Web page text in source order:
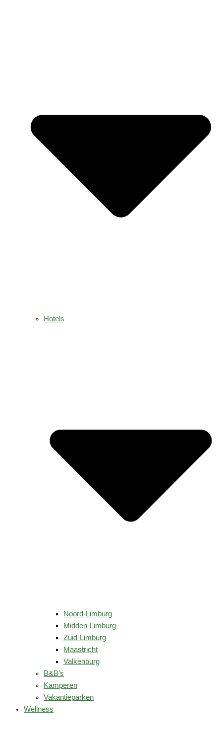
Hotels
Noord-Limburg
Midden-Limburg
Zuid-Limburg
Maastricht
Valkenburg
B&B’s
Kamperen
Vakantieparken
Wellness